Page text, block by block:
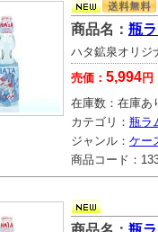
商品名： 瓶
ハタ鉱泉オリ
売価： 5,994円
在庫数： 在庫あ
カテゴリ： 瓶ラ
ジャンル： ケー
商品コード：